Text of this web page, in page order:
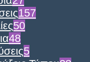
157
50
48
5